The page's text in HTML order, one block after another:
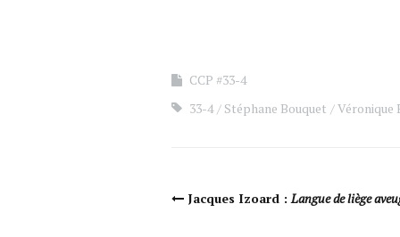
CCP #33-4
33-4
Stéphane Bouquet Véronique
Navigation Article
Jacques Izoard :Langue de liège